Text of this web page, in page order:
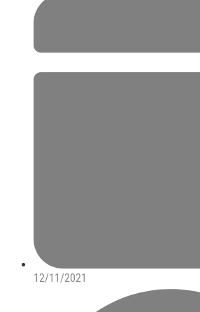
12/11/2021